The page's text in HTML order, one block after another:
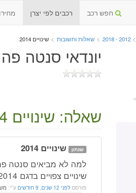
חפש רכב רכבים לפי יצרן
>
2012 - 2018
> שאלות ותשובות > שינויים 2014
יונדאי סנטה פה
שאלה: שינויים 2014
שנתון שינויים 2014
שינויים צפויים בדגם 2014.
פורסםלפני 12 שנים, 9 חודשים ע"י: